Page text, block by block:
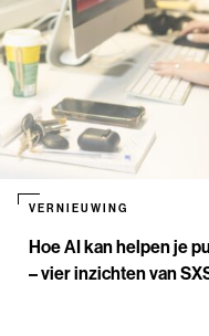
Hoe AI kan helpen je
– vier inzichten van
VERNIEUWING